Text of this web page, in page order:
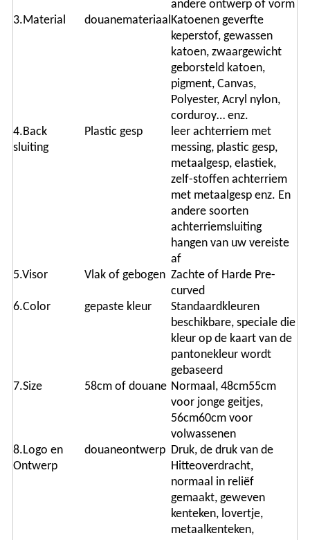
andere ontwerp of vorm
3.Material
douanemateriaalKatoenen geverfte
keperstof, gewassen
katoen, zwaargewicht
geborsteld katoen,
pigment, Canvas,
Polyester, Acryl nylon,
corduroy… enz.
4.Back
sluiting
Plastic gesp
leer achterriem met
messing, plastic gesp,
metaalgesp, elastiek,
zelf-stoffen achterriem
met metaalgesp enz. En
andere soorten
achterriemsluiting
hangen van uw vereiste
af
5.Visor
Vlak of gebogen Zachte of Harde Pre-
curved
6.Color
gepaste kleur
Standaardkleuren
beschikbare, speciale die
kleur op de kaart van de
pantonekleur wordt
gebaseerd
7.Size
58cm of douane Normaal, 48cm55cm
voor jonge geitjes,
56cm60cm voor
volwassenen
8.Logo en
Ontwerp
douaneontwerp Druk, de druk van de
Hitteoverdracht,
normaal in reliëf
gemaakt, geweven
kenteken, lovertje,
metaalkenteken,